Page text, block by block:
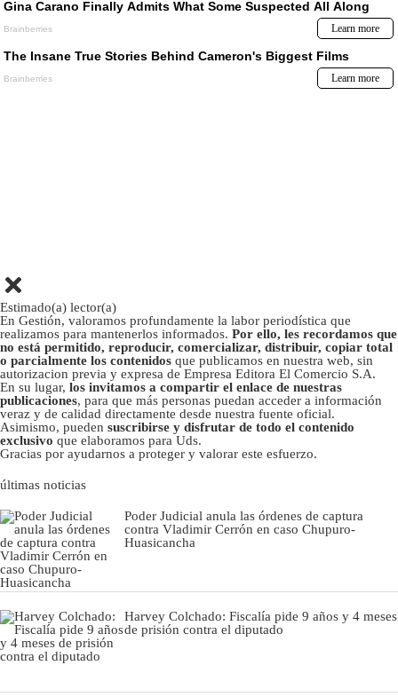
Estimado(a) lector(a)
En Gestión, valoramos profundamente la labor periodística que
realizamos para mantenerlos informados. Por ello, les recordamos que
no está permitido, reproducir, comercializar, distribuir, copiar total
o parcialmente los contenidos que publicamos en nuestra web, sin
autorizacion previa y expresa de Empresa Editora El Comercio S.A.
En su lugar, los invitamos a compartir el enlace de nuestras
publicaciones, para que más personas puedan acceder a información
veraz y de calidad directamente desde nuestra fuente oficial.
Asimismo, pueden suscribirse y disfrutar de todo el contenido
exclusivo que elaboramos para Uds.
Gracias por ayudarnos a proteger y valorar este esfuerzo.
últimas noticias
Poder Judicial anula las órdenes de captura
contra Vladimir Cerrón en caso Chupuro-
Huasicancha
Harvey Colchado: Fiscalía pide 9 años y 4 meses
de prisión contra el diputado